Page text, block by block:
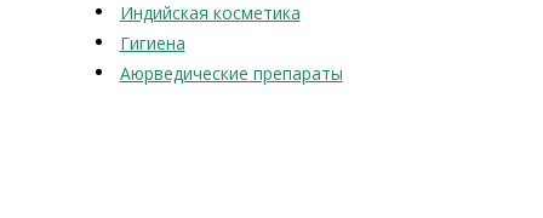
Индийская косметика
Гигиена
Аюрведические препараты